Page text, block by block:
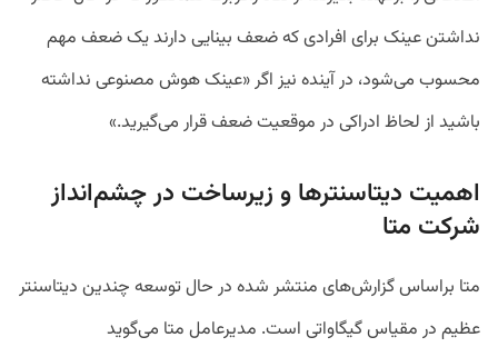
نداشتن عینک برای افرادی که ضعف بینایی دارند یک ضعف مهم
محسوب می‌شود، در آینده نیز اگر «عینک هوش مصنوعی نداشته
باشید از لحاظ ادراکی در موقعیت ضعف قرار می‌گیرید.»
اهمیت دیتاسنتر‌ها و زیرساخت در چشم‌انداز
شرکت متا
متا براساس گزارش‌های منتشر شده در حال توسعه چندین دیتاسنتر
عظیم در مقیاس گیگاواتی است. مدیرعامل متا می‌گوید